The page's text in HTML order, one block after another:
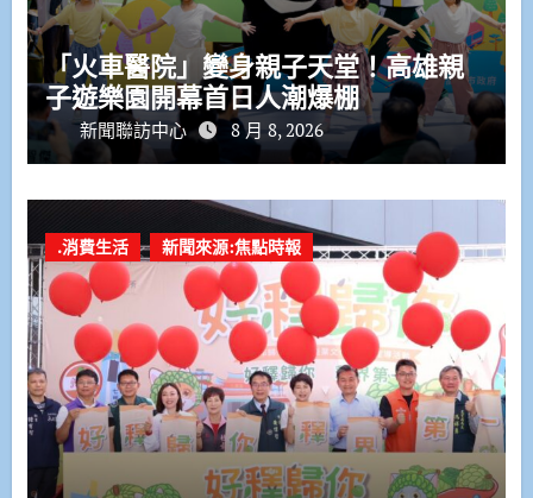
「火車醫院」變身親子天堂！高雄親
子遊樂園開幕首日人潮爆棚
新聞聯訪中心 8 月 8, 2026
.消費生活 新聞來源:焦點時報